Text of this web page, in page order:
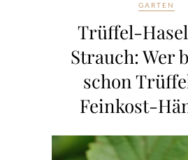
GARTEN
Trüffel-
Strauch: Wer
schon
Feinkost-